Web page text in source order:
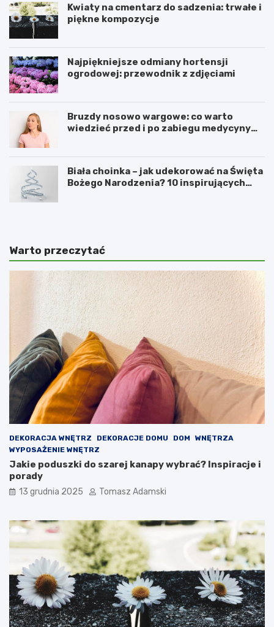
Kwiaty na cmentarz do sadzenia: trwałe i
piękne kompozycje
Najpiękniejsze odmiany hortensji
ogrodowej: przewodnik z zdjęciami
Bruzdy nosowo wargowe: co warto
wiedzieć przed i po zabiegu medycyny
Biała choinka – jak udekorować na Święta
Bożego Narodzenia? 10 inspirujących
Warto przeczytać
DEKORACJA WNĘTRZ DEKORACJE DOMU DOM
WNĘTRZA
WYPOSAŻENIE WNĘTRZ
Jakie poduszki do szarej kanapy wybrać? Inspiracje i
porady
13 grudnia 2025 Tomasz Adamski